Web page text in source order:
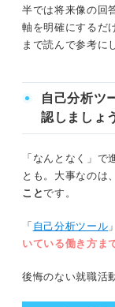
悩み
よう
半では将来像の回
軸を明確にするだ
まで読んで参考に
自己分析ツ
認しましょ
「なんとなく」で
とも。大事なのは、
ことです。
「 自己分析ツール
いている働き方ま
後悔のない就職活
早期離職につな
必要のない不
将来像の描き
①マインドマッ
③時系列順で整
④一貫性がある